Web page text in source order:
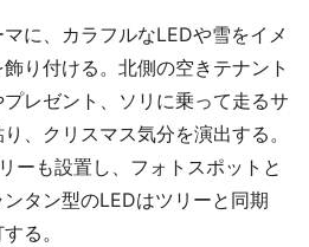
に、カラフルなLEDや雪をイメ
り付ける。北側の空きテナント
レゼント、ソリに乗って走るサ
、クリスマス気分を演出する。
ーも設置し、フォトスポットと
タン型のLEDはツリーと同期
る。